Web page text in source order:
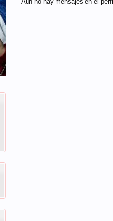
Aún no hay mensajes en el